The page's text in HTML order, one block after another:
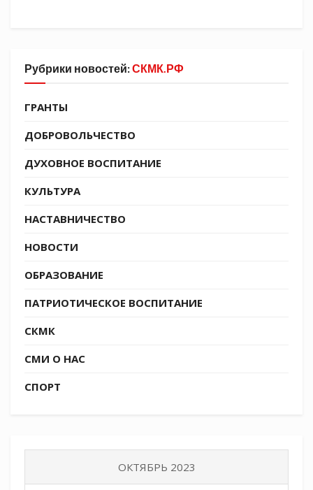
Рубрики новостей:СКМК.РФ
ГРАНТЫ
ДОБРОВОЛЬЧЕСТВО
ДУХОВНОЕ ВОСПИТАНИЕ
КУЛЬТУРА
НАСТАВНИЧЕСТВО
НОВОСТИ
ОБРАЗОВАНИЕ
ПАТРИОТИЧЕСКОЕ ВОСПИТАНИЕ
СКМК
СМИ О НАС
СПОРТ
ОКТЯБРЬ 2023